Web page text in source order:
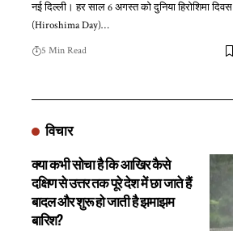
नई दिल्ली। हर साल 6 अगस्त को दुनिया हिरोशिमा दिवस
(Hiroshima Day)…
5 Min Read
विचार
क्या कभी सोचा है कि आखिर कैसे
दक्षिण से उत्तर तक पूरे देश में छा जाते हैं
बादल और शुरू हो जाती है झमाझम
बारिश?